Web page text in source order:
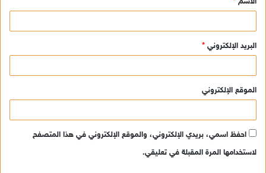
*
البريد الإلكتروني *
الموقع الإلكتروني
احفظ اسمي، بريدي الإلكتروني، والموقع الإلكتروني في هذا المتصفح
لاستخدامها المرة المقبلة في تعليقي.